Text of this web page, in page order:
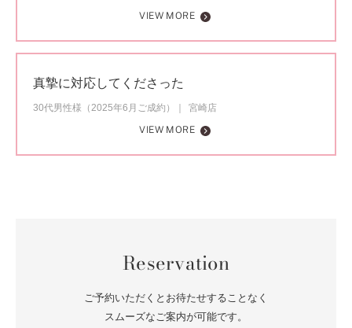
VIEW MORE
真摯に対応してくださった
30代男性様（2025年6月ご成約）
宮崎店
VIEW MORE
Reservation
ご予約いただくとお待たせすることなく
スムーズなご案内が可能です。